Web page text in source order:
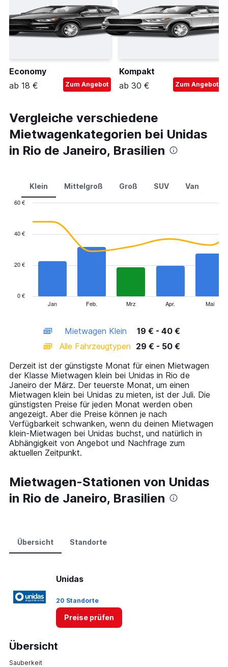
Economy
ab 18 €
Zum Angebot
Kompakt
ab 30 €
Zum Angebot
Vergleiche verschiedene
Mietwagenkategorien bei Unidas
in Rio de Janeiro, Brasilien
Klein Mittelgroß Groß SUV Van
has
displaying
categories.
14
categories.
The
chart
has
1
Y
axis
displaying
values.
Range:
to
60.
Jan Feb. Mrz Apr. Mai
0 €
20 €
40 €
60 €
Mietwagen Klein
19 € - 40 €
Alle Fahrzeugtypen 29 € - 50 €
Derzeit ist der günstigste Monat für einen Mietwagen
der Klasse Mietwagen klein bei Unidas in Rio de
Janeiro der März. Der teuerste Monat, um einen
Mietwagen klein bei Unidas zu mieten, ist der Juli. Die
günstigsten Preise für jeden Monat werden oben
angezeigt. Aber die Preise können je nach
Verfügbarkeit schwanken, wenn du deinen Mietwagen
klein-Mietwagen bei Unidas buchst, und natürlich in
Abhängigkeit von Angebot und Nachfrage zum
aktuellen Zeitpunkt.
Mietwagen-Stationen von Unidas
in Rio de Janeiro, Brasilien
Übersicht Standorte
Unidas
20 Standorte
Preise prüfen
Übersicht
Sauberkeit